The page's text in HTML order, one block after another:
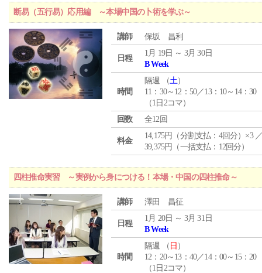
断易（五行易）応用編 ～本場中国の卜術を学ぶ～
講師 保坂 昌利
日程
1月 19日 ～ 3月 30日
B Week
時間
隔週 （土）
11：30～12：50／13：10～14：30
（1日2コマ）
回数
全12回
料金
14,175円（分割支払：4回分）×3
39,375円（一括支払：12回分）
四柱推命実習 ～実例から身につける！本場・中国の四柱推命～
講師 澤田 昌征
日程
1月 20日 ～ 3月 31日
B Week
時間
隔週 （ 日 ）
12：20～13：40／14：00～15：20
（1日2コマ）